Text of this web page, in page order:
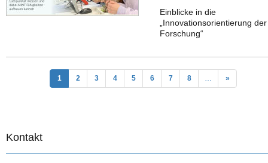
Einblicke in die
„Innovationsorientierung der
Forschung“
1 2 3 4 5 6 7 8 … »
Kontakt